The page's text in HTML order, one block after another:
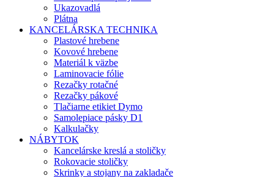
Ukazovadlá
Plátna
KANCELÁRSKA TECHNIKA
Plastové hrebene
Kovové hrebene
Materiál k väzbe
Laminovacie fólie
Rezačky rotačné
Rezačky pákové
Tlačiarne etikiet Dymo
Samolepiace pásky D1
Kalkulačky
NÁBYTOK
Kancelárske kreslá a stoličky
Rokovacie stoličky
Skrinky a stojany na zakladače